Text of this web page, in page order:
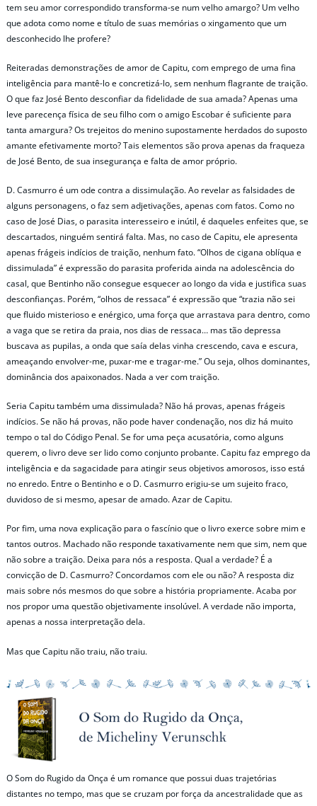
tem seu amor correspondido transforma-se num velho amargo? Um velho
que adota como nome e título de suas memórias o xingamento que um
desconhecido lhe profere?
Reiteradas demonstrações de amor de Capitu, com emprego de uma fina
inteligência para mantê-lo e concretizá-lo, sem nenhum flagrante de traição.
O que faz José Bento desconfiar da fidelidade de sua amada? Apenas uma
leve parecença física de seu filho com o amigo Escobar é suficiente para
tanta amargura? Os trejeitos do menino supostamente herdados do suposto
amante efetivamente morto? Tais elementos são prova apenas da fraqueza
de José Bento, de sua insegurança e falta de amor próprio.
D. Casmurro é um ode contra a dissimulação. Ao revelar as falsidades de
alguns personagens, o faz sem adjetivações, apenas com fatos. Como no
caso de José Dias, o parasita interesseiro e inútil, é daqueles enfeites que, se
descartados, ninguém sentirá falta. Mas, no caso de Capitu, ele apresenta
apenas frágeis indícios de traição, nenhum fato. “Olhos de cigana oblíqua e
dissimulada” é expressão do parasita proferida ainda na adolescência do
casal, que Bentinho não consegue esquecer ao longo da vida e justifica suas
desconfianças. Porém, “olhos de ressaca” é expressão que “trazia não sei
que fluido misterioso e enérgico, uma força que arrastava para dentro, como
a vaga que se retira da praia, nos dias de ressaca… mas tão depressa
buscava as pupilas, a onda que saía delas vinha crescendo, cava e escura,
ameaçando envolver-me, puxar-me e tragar-me.” Ou seja, olhos dominantes,
dominância dos apaixonados. Nada a ver com traição.
Seria Capitu também uma dissimulada? Não há provas, apenas frágeis
indícios. Se não há provas, não pode haver condenação, nos diz há muito
tempo o tal do Código Penal. Se for uma peça acusatória, como alguns
querem, o livro deve ser lido como conjunto probante. Capitu faz emprego da
inteligência e da sagacidade para atingir seus objetivos amorosos, isso está
no enredo. Entre o Bentinho e o D. Casmurro erigiu-se um sujeito fraco,
duvidoso de si mesmo, apesar de amado. Azar de Capitu.
Por fim, uma nova explicação para o fascínio que o livro exerce sobre mim e
tantos outros. Machado não responde taxativamente nem que sim, nem que
não sobre a traição. Deixa para nós a resposta. Qual a verdade? É a
convicção de D. Casmurro? Concordamos com ele ou não? A resposta diz
mais sobre nós mesmos do que sobre a história propriamente. Acaba por
nos propor uma questão objetivamente insolúvel. A verdade não importa,
apenas a nossa interpretação dela.
Mas que Capitu não traiu, não traiu.
O Som do Rugido da Onça é um romance que possui duas trajetórias
distantes no tempo, mas que se cruzam por força da ancestralidade que as